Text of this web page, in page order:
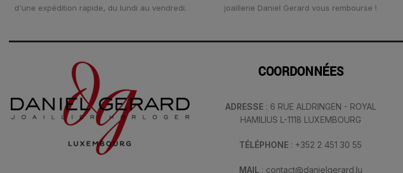
d'une expédition rapide, du lundi au vendredi.
joaillerie Daniel Gerard vous rembourse !
COORDONNÉES
ADRESSE: 6 RUE ALDRINGEN - ROYAL
HAMILIUS L-1118 LUXEMBOURG
TÉLÉPHONE : +352 2 451 30 55
MAIL : contact@danielgerard.lu